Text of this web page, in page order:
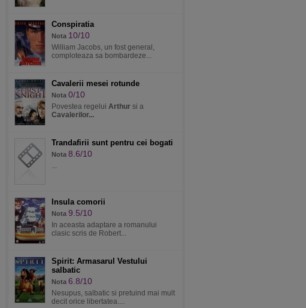
Conspiratia
Nota 10/10
William Jacobs, un fost general,
comploteaza sa bombardeze...
Cavalerii mesei rotunde
Nota 0/10
Povestea regelui Arthur si a
Cavalerilor...
Trandafirii sunt pentru cei bogati
Nota 8.6/10
...
Insula comorii
Nota 9.5/10
In aceasta adaptare a romanului
clasic scris de Robert...
Spirit: Armasarul Vestului
salbatic
Nota 6.8/10
Nesupus, salbatic si pretuind mai mult
decit orice libertatea....